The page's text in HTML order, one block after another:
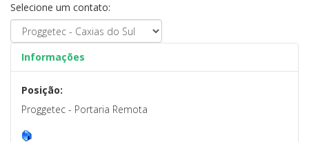
Selecione um contato:
Informações
Posição:
Proggetec - Portaria Remota